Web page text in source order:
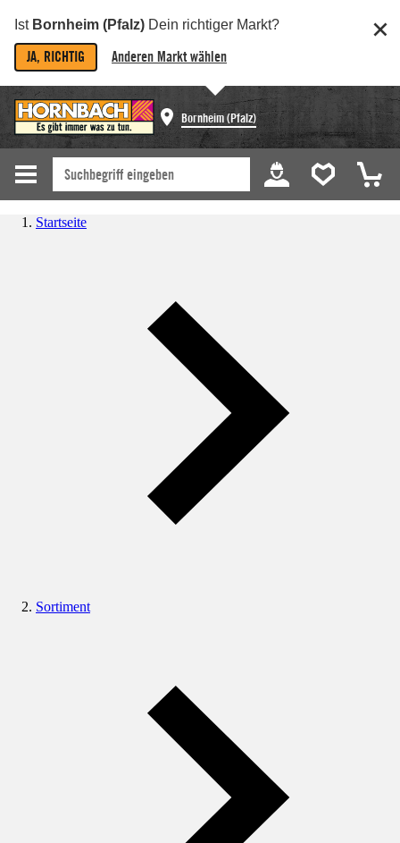
Ist Bornheim (Pfalz) Dein richtiger Markt?
JA, RICHTIG Anderen Markt wählen
Bornheim (Pfalz)
Startseite
Sortiment